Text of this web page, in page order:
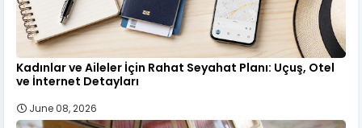
Kadınlar ve Aileler İçin Rahat Seyahat Planı: Uçuş, Otel
ve İnternet Detayları
June 08, 2026